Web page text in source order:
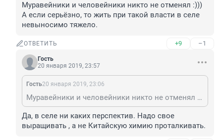
Муравейники и человейники никто не отменял :)))
А если серьёзно, то жить при такой власти в селе
невыносимо тяжело.
ОТВЕТИТЬ +9 –1
Гость
20 января 2019, 23:57
Гость20 января 2019, 23:06
Муравейники и человейники никто не отменял :))) А если серьёзно, то жить при такой власти в селе невыносимо тяжело.
Да, в селе ни каких перспектив. Надо свое
выращивать , а не Китайскую химию проталкивать.